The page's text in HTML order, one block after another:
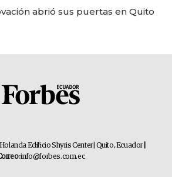
abrió sus puertas en Quito
Edificio Shyris Center | Quito, Ecuador
info@forbes.com.ec